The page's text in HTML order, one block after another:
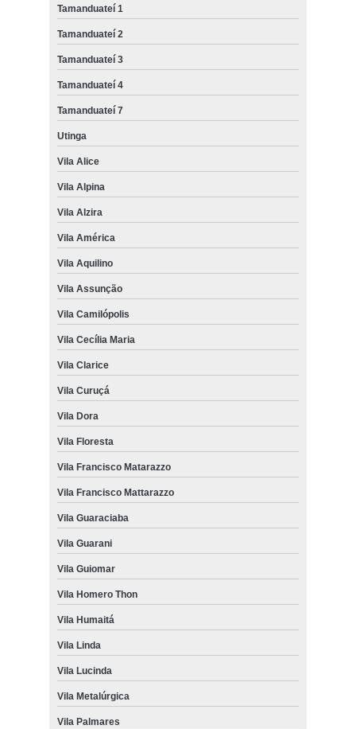
Tamanduateí 1
Tamanduateí 2
Tamanduateí 3
Tamanduateí 4
Tamanduateí 7
Utinga
Vila Alice
Vila Alpina
Vila Alzira
Vila América
Vila Aquilino
Vila Assunção
Vila Camilópolis
Vila Cecília Maria
Vila Clarice
Vila Curuçá
Vila Dora
Vila Floresta
Vila Francisco Matarazzo
Vila Francisco Mattarazzo
Vila Guaraciaba
Vila Guarani
Vila Guiomar
Vila Homero Thon
Vila Humaitá
Vila Linda
Vila Lucinda
Vila Metalúrgica
Vila Palmares